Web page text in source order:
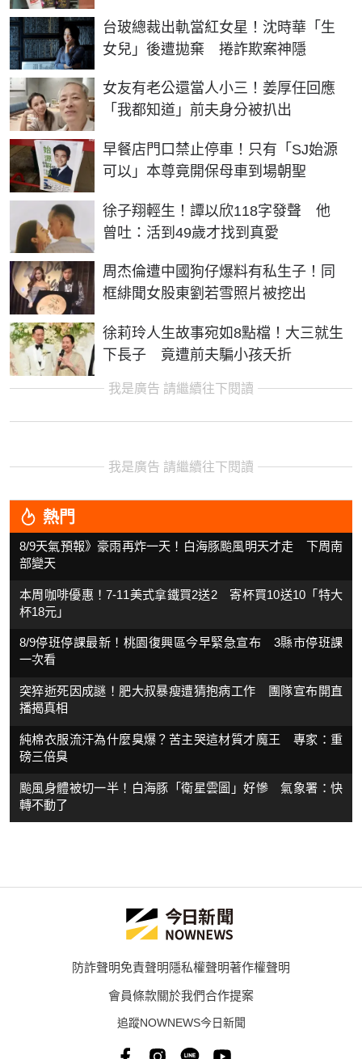
台玻總裁出軌當紅女星！沈時華「生
女兒」後遭拋棄 捲詐欺案神隱
女友有老公還當人小三！姜厚任回應
「我都知道」前夫身分被扒出
早餐店門口禁止停車！只有「SJ始源
可以」本尊竟開保母車到場朝聖
徐子翔輕生！譚以欣118字發聲 他
曾吐：活到49歲才找到真愛
周杰倫遭中國狗仔爆料有私生子！同
框緋聞女股東劉若雪照片被挖出
徐莉玲人生故事宛如8點檔！大三就生
下長子 竟遭前夫騙小孩夭折
我是廣告 請繼續往下閱讀
我是廣告 請繼續往下閱讀
熱門
8/9天氣預報》豪雨再炸一天！白海豚颱風明天才走 下周南
部變天
本周咖啡優惠！7-11美式拿鐵買2送2 寄杯買10送10「特大
杯18元」
8/9停班停課最新！桃園復興區今早緊急宣布 3縣市停班課
一次看
突猝逝死因成謎！肥大叔暴瘦遭猜抱病工作 團隊宣布開直
播揭真相
純棉衣服流汗為什麼臭爆？苦主哭這材質才魔王 專家：重
磅三倍臭
颱風身體被切一半！白海豚「衛星雲圖」好慘 氣象署：快
轉不動了
防詐聲明免責聲明隱私權聲明著作權聲明
會員條款關於我們合作提案
追蹤NOWNEWS今日新聞